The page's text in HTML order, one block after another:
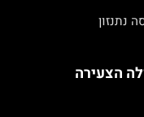
נתנזון
הצעירה